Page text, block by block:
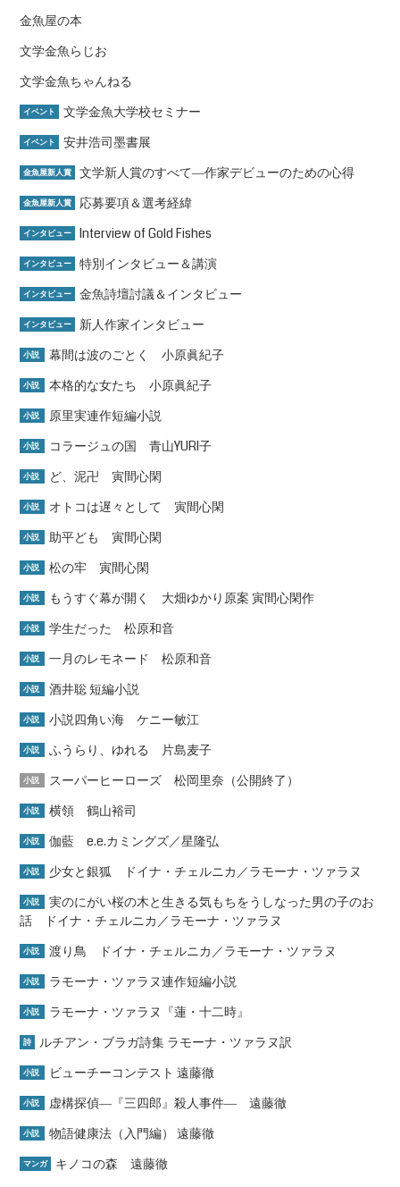
金魚屋の本
文学金魚らじお
文学金魚ちゃんねる
イベント 文学金魚大学校セミナー
イベント 安井浩司墨書展
金魚屋新人賞 文学新人賞のすべて―作家デビューのための心得
金魚屋新人賞 応募要項＆選考経緯
インタビュー Interview of Gold Fishes
インタビュー 特別インタビュー＆講演
インタビュー 金魚詩壇討議＆インタビュー
インタビュー 新人作家インタビュー
小説 幕間は波のごとく 小原眞紀子
小説 本格的な女たち 小原眞紀子
小説 原里実連作短編小説
小説 コラージュの国 青山YURI子
小説 ど、泥卍 寅間心閑
小説 オトコは遅々として 寅間心閑
小説 助平ども 寅間心閑
小説 松の牢 寅間心閑
小説 もうすぐ幕が開く 大畑ゆかり原案 寅間心閑作
小説 学生だった 松原和音
小説 一月のレモネード 松原和音
小説 酒井聡 短編小説
小説 小説四角い海 ケニー敏江
小説 ふうらり、ゆれる 片島麦子
小説 スーパーヒーローズ 松岡里奈（公開終了）
小説 横領 鶴山裕司
小説 伽藍 e.e.カミングズ／星隆弘
小説 少女と銀狐 ドイナ・チェルニカ／ラモーナ・ツァラヌ
小説
実のにがい桜の木と生きる気もちをうしなった男の子のお
話 ドイナ・チェルニカ／ラモーナ・ツァラヌ
小説 渡り鳥 ドイナ・チェルニカ／ラモーナ・ツァラヌ
小説 ラモーナ・ツァラヌ連作短編小説
小説 ラモーナ・ツァラヌ『蓮・十二時』
詩 ルチアン・ブラガ詩集 ラモーナ・ツァラヌ訳
小説 ビューチーコンテスト 遠藤徹
小説 虚構探偵―『三四郎』殺人事件― 遠藤徹
小説 物語健康法（入門編） 遠藤徹
マンガ
キノコの森 遠藤徹